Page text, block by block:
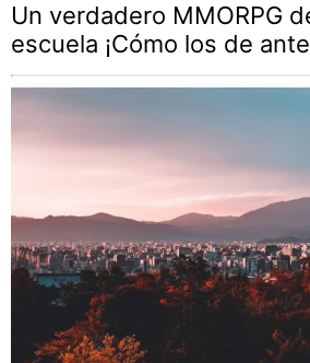
Un verdadero MMORPG
escuela ¡Cómo los de